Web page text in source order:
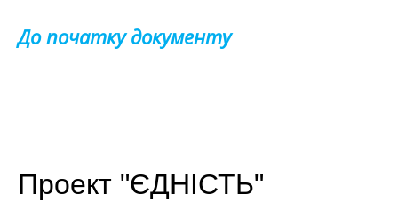
До початку документу